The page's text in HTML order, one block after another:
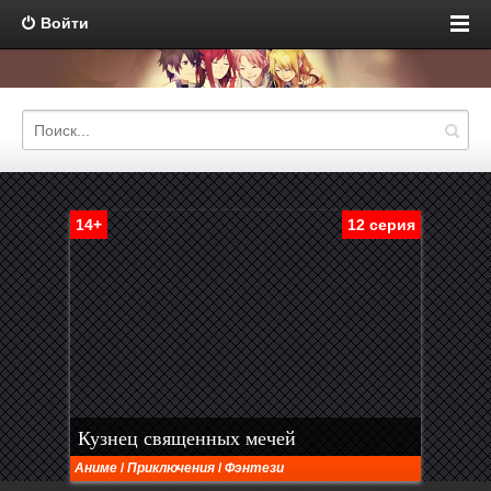
Войти
12 серия
14+
Кузнец священных мечей
Аниме /Приключения /Фэнтези